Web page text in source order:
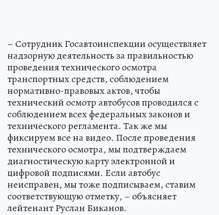
– Сотрудник Госавтоинспекции осуществляет
надзорную деятельность за правильностью
проведения технического осмотра
транспортных средств, соблюдением
нормативно-правовых актов, чтобы
технический осмотр автобусов проводился с
соблюдением всех федеральных законов и
технического регламента. Так же мы
фиксируем все на видео. После проведения
технического осмотра, мы подтверждаем
диагностическую карту электронной и
цифровой подписями. Если автобус
неисправен, мы тоже подписываем, ставим
соответствующую отметку, – объясняет
лейтенант Руслан Биканов.